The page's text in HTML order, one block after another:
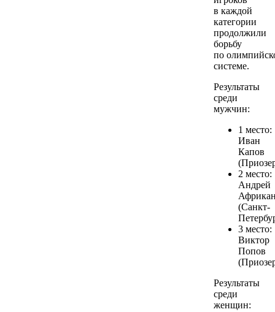
в каждой
категории
продолжили
борьбу
по
системе.
Результаты
среди
мужчин:
1 место:
Иван
Капов
2 место:
Андрей
(Санкт-
3 место:
Виктор
Попов
Результаты
среди
женщин: